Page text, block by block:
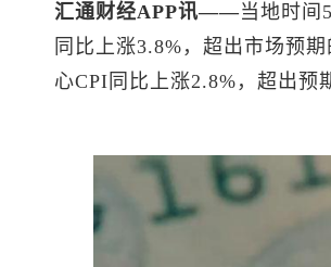
汇通财经APP讯——当地时间
同比上涨3.8%，超出市场预
心CPI同比上涨2.8%，超出预